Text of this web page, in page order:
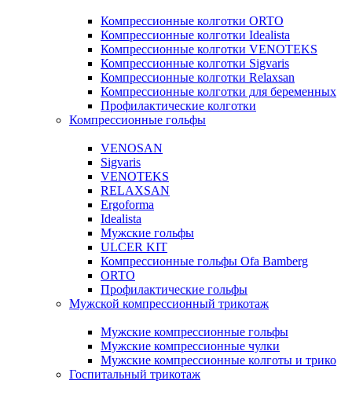
Компрессионные колготки ORTO
Компрессионные колготки Idealista
Компрессионные колготки VENOTEKS
Компрессионные колготки Sigvaris
Компрессионные колготки Relaxsan
Компрессионные колготки для беременных
Профилактические колготки
Компрессионные гольфы
VENOSAN
Sigvaris
VENOTEKS
RELAXSAN
Ergoforma
Idealista
Мужские гольфы
ULCER KIT
Компрессионные гольфы Ofa Bamberg
ORTO
Профилактические гольфы
Мужской компрессионный трикотаж
Мужские компрессионные гольфы
Мужские компрессионные чулки
Мужские компрессионные колготы и трико
Госпитальный трикотаж